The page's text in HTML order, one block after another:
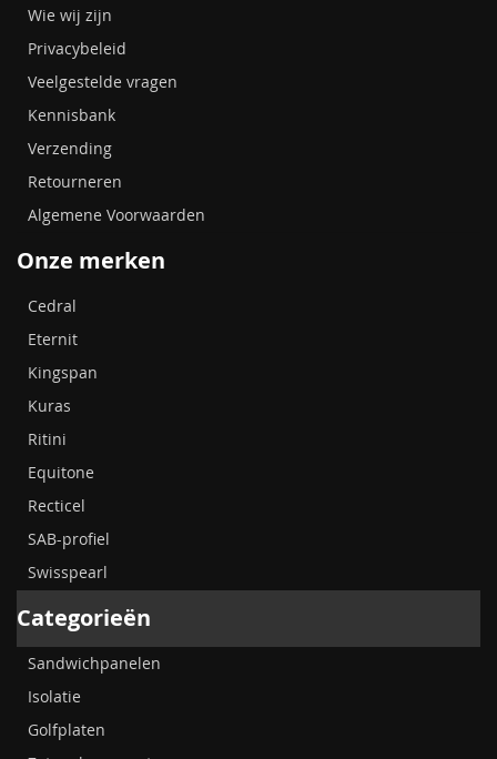
Wie wij zijn
Privacybeleid
Veelgestelde vragen
Kennisbank
Verzending
Retourneren
Algemene Voorwaarden
Onze merken
Cedral
Eternit
Kingspan
Kuras
Ritini
Equitone
Recticel
SAB-profiel
Swisspearl
Categorieën
Sandwichpanelen
Isolatie
Golfplaten